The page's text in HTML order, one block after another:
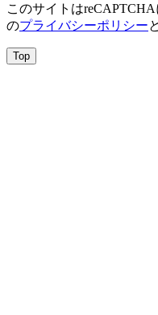
このサイトは
のプライバシーポリシーと
Top